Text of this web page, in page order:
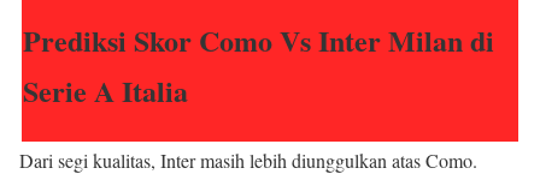
Prediksi Skor Como Vs Inter Milan di
Serie A Italia
Dari segi kualitas, Inter masih lebih diunggulkan atas Como.